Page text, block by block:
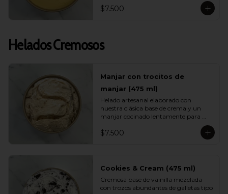
vibrante ideal para quienes buscan
opciones frutales y livianas.
$7.500
Helados Cremosos
Manjar con trocitos de
manjar (475 ml)
Helado artesanal elaborado con
nuestra clásica base de crema y un
manjar cocinado lentamente para
abundantes trocitos de manjar que
aportan textura y un dulzor profundo
los chilenos.
$7.500
Cookies & Cream (475 ml)
Cremosa base de vainilla mezclada
con trozos abundantes de galletas tipo